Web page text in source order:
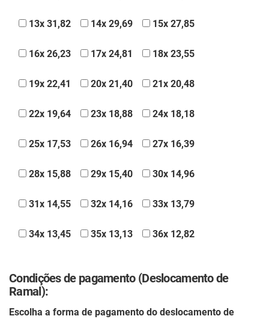
13x 31,82 14x 29,69 15x 27,85
16x 26,23 17x 24,81 18x 23,55
19x 22,41 20x 21,40 21x 20,48
22x 19,64 23x 18,88 24x 18,18
25x 17,53 26x 16,94 27x 16,39
28x 15,88 29x 15,40 30x 14,96
31x 14,55 32x 14,16 33x 13,79
34x 13,45 35x 13,13 36x 12,82
Condições de pagamento (Deslocamento de
Ramal):
Escolha a forma de pagamento do deslocamento de